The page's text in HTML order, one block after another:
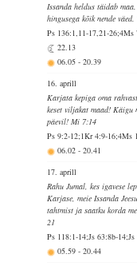
Issanda heldus täidab
hingusega kõik nende
Ps 136:1,11-17,21-
22.13
06.05-20.39
16. aprill
Karjata kepiga oma
keset viljakat maad!
päevil! Mi 7:14
Ps 9:2-12;1Kr 4:9-16;4Ms
06.02-20.41
17. aprill
Rahu Jumal, kes igavese
Karjase, meie Issanda
tahtmist ja saatku korda
21
Ps 118:1-14;Js 63:8b-
05.59-20.44